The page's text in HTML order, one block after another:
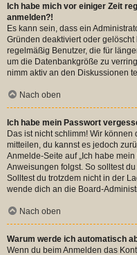
Ich habe mich vor einiger Zeit
anmelden?!
Es kann sein, dass ein
Gründen deaktiviert oder
regelmäßig Benutzer, die für
um die Datenbankgröße zu
nimm aktiv an den Diskussionen
Nach oben
Ich habe mein Passwort
Das ist nicht schlimm! Wir
mitteilen, du kannst es jedoch
Anmelde-Seite auf „Ich habe
Anweisungen folgst. So solltest
Solltest du trotzdem nicht in der
wende dich an die Board-
Nach oben
Warum werde ich automatisch
Wenn du beim Anmelden das